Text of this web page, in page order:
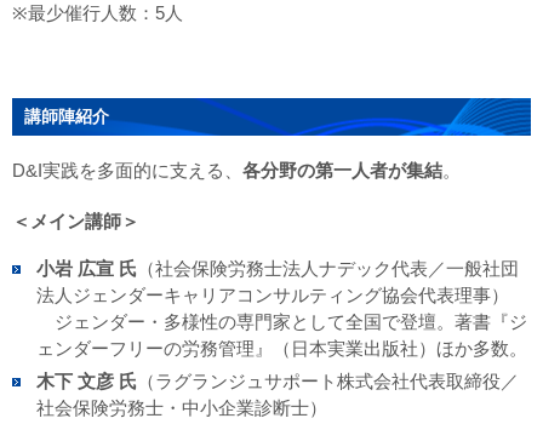
※最少催行人数：5人
講師陣紹介
D&I実践を多面的に支える、 各分野の第一人者が集結。
＜メイン講師＞
小岩 広宣 氏 （社会保険労務士法人ナデック代表／一般社団
法人ジェンダーキャリアコンサルティング協会代表理事）
ジェンダー・多様性の専門家として全国で登壇。著書『ジ
ェンダーフリーの労務管理』（日本実業出版社）ほか多数。
木下 文彦 氏 （ラグランジュサポート株式会社代表取締役／
社会保険労務士・中小企業診断士）